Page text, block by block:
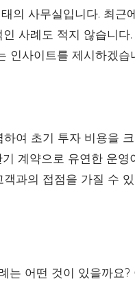
의 사무실입니다. 최근
사례도 적지 않습니다
인사이트를 제시하겠습
여 초기 투자 비용을
계약으로 유연한 운영
과의 접점을 가질 수
는 어떤 것이 있을까요